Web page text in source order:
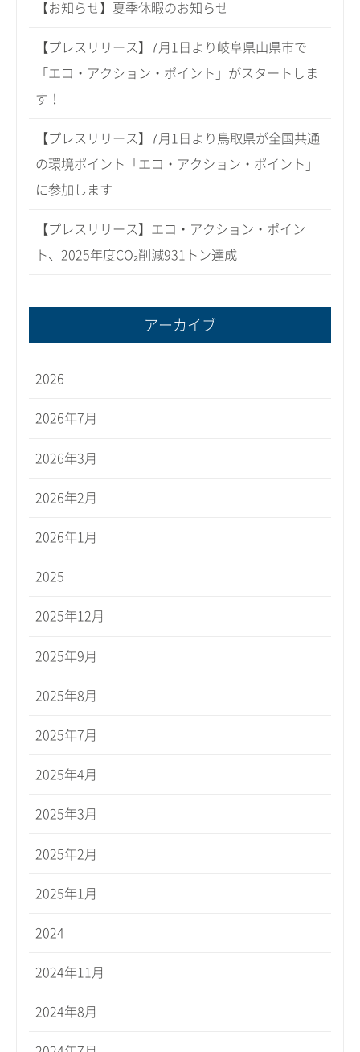
【お知らせ】夏季休暇のお知らせ
【プレスリリース】7月1日より岐阜県山県市で
「エコ・アクション・ポイント」がスタートしま
す！
【プレスリリース】7月1日より鳥取県が全国共通
の環境ポイント「エコ・アクション・ポイント」
に参加します
【プレスリリース】エコ・アクション・ポイン
ト、2025年度CO₂削減931トン達成
アーカイブ
2026
2026年7月
2026年3月
2026年2月
2026年1月
2025
2025年12月
2025年9月
2025年8月
2025年7月
2025年4月
2025年3月
2025年2月
2025年1月
2024
2024年11月
2024年8月